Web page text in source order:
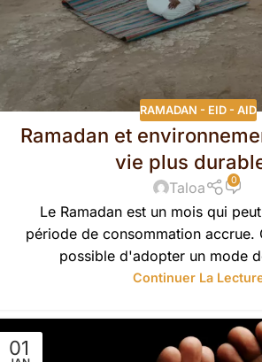
RAMADAN - EID - AID
Ramadan et
vie plus
Taloa 0
Le Ramadan est un mois qui
période de consommation accrue.
possible d'adopter un mode
Continuer La
01